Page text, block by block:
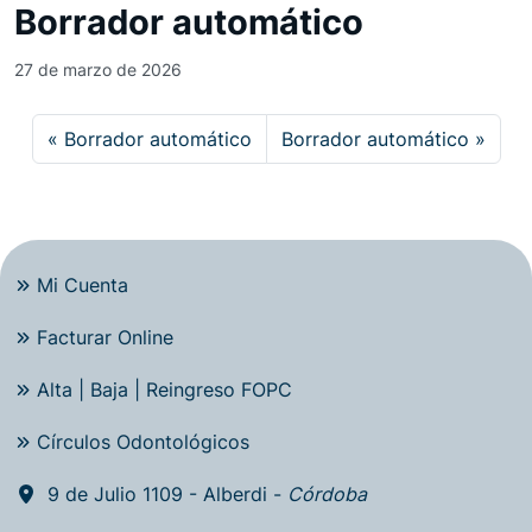
Borrador automático
27 de marzo de 2026
Borrador automático Borrador automático
Mi Cuenta
Facturar Online
Alta | Baja | Reingreso FOPC
Círculos Odontológicos
9 de Julio 1109 - Alberdi - Córdoba